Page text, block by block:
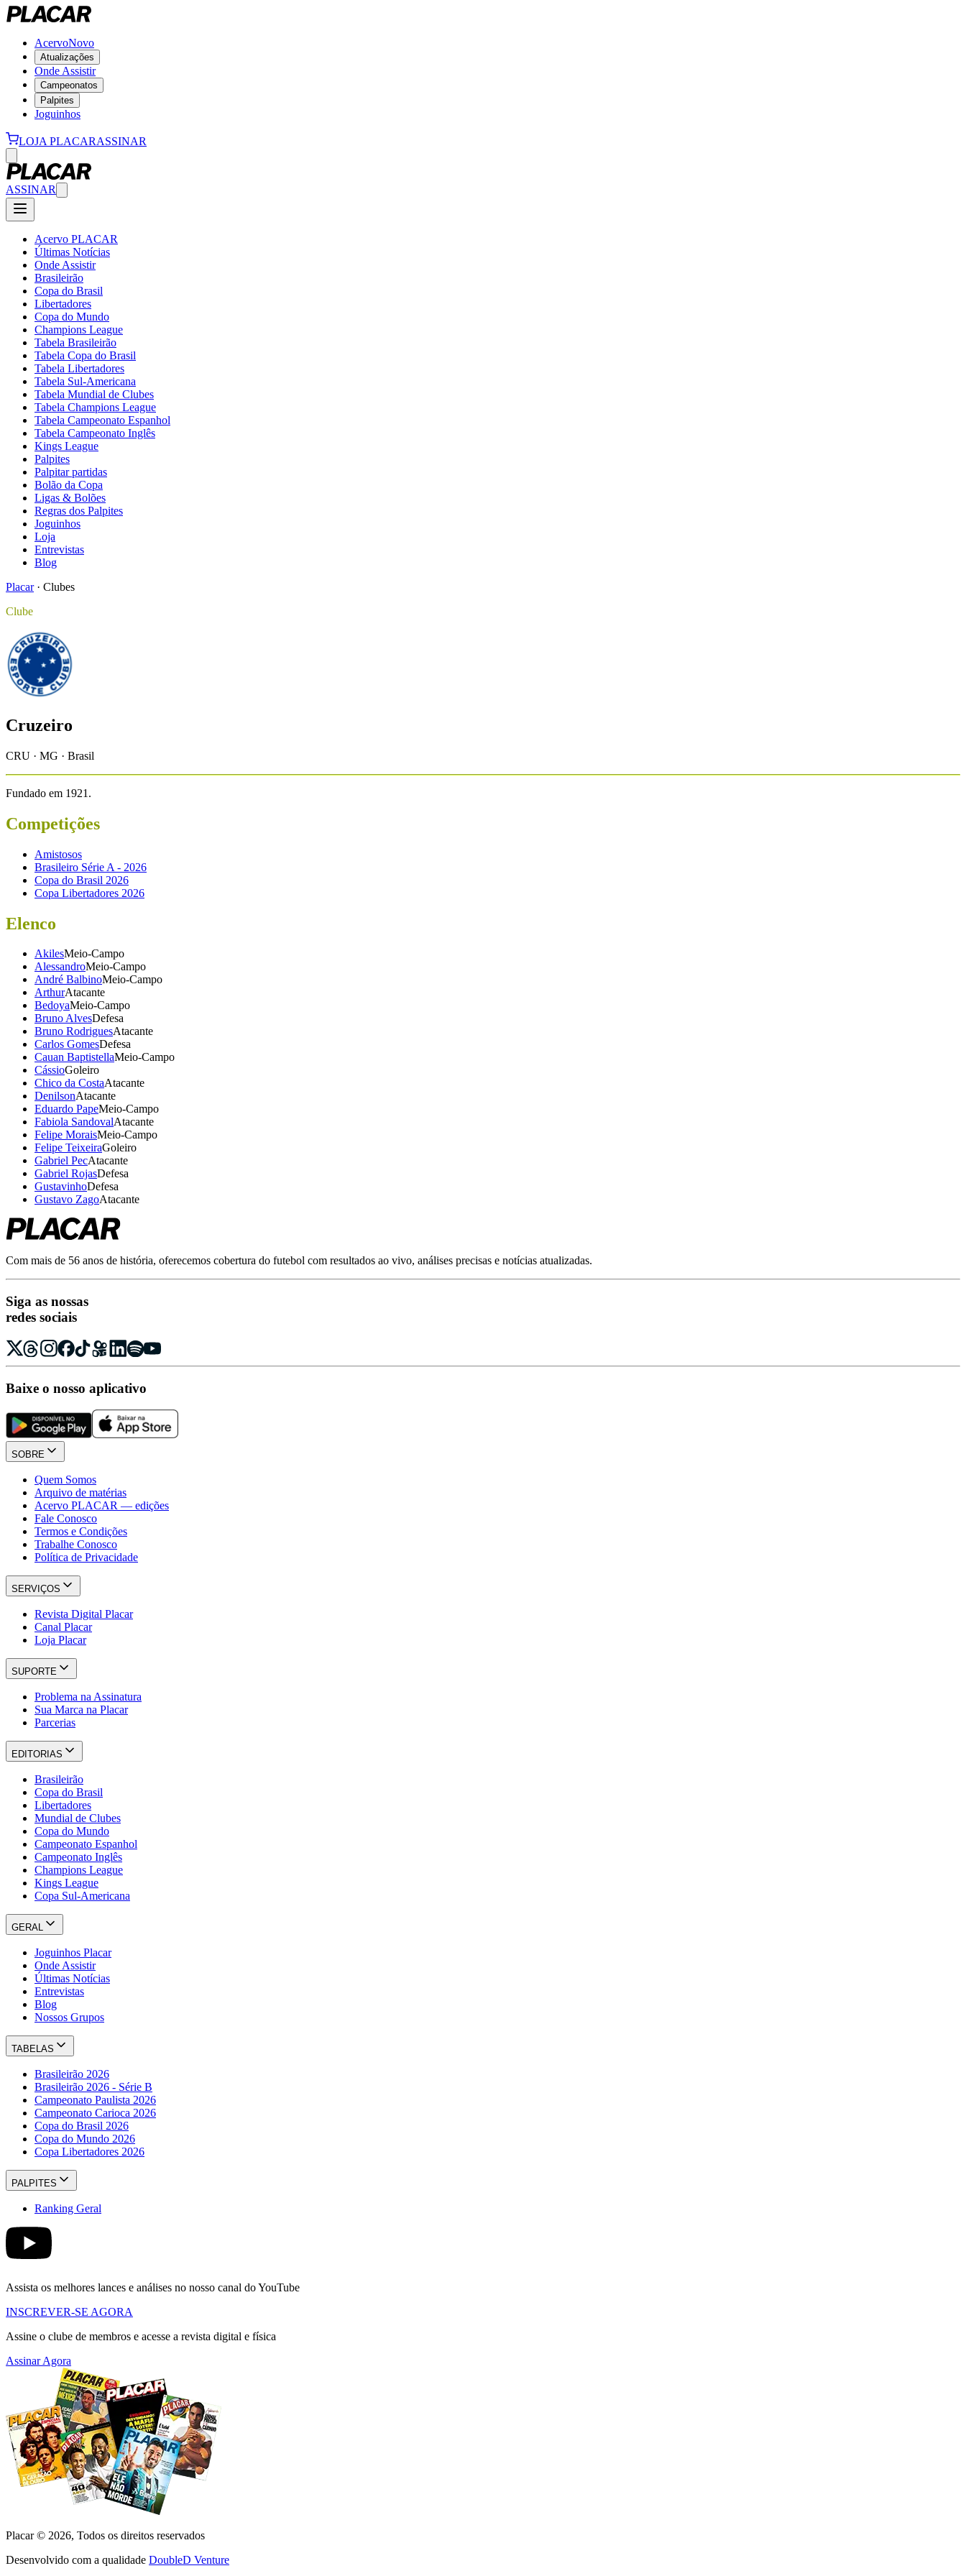
AcervoNovo
Atualizações
Onde Assistir
Campeonatos
Palpites
Joguinhos
LOJA PLACARASSINAR
ASSINAR
Acervo PLACAR
Últimas Notícias
Onde Assistir
Brasileirão
Copa do Brasil
Libertadores
Copa do Mundo
Champions League
Tabela Brasileirão
Tabela Copa do Brasil
Tabela Libertadores
Tabela Sul-Americana
Tabela Mundial de Clubes
Tabela Champions League
Tabela Campeonato Espanhol
Tabela Campeonato Inglês
Kings League
Palpites
Palpitar partidas
Bolão da Copa
Ligas & Bolões
Regras dos Palpites
Joguinhos
Loja
Entrevistas
Blog
Placar · Clubes
Clube
Cruzeiro
CRU · MG · Brasil
Fundado em 1921 .
Competições
Amistosos
Brasileiro Série A - 2026
Copa do Brasil 2026
Copa Libertadores 2026
Elenco
AkilesMeio-Campo
AlessandroMeio-Campo
André BalbinoMeio-Campo
ArthurAtacante
BedoyaMeio-Campo
Bruno AlvesDefesa
Bruno RodriguesAtacante
Carlos GomesDefesa
Cauan BaptistellaMeio-Campo
CássioGoleiro
Chico da CostaAtacante
DenilsonAtacante
Eduardo PapeMeio-Campo
Fabiola SandovalAtacante
Felipe MoraisMeio-Campo
Felipe TeixeiraGoleiro
Gabriel PecAtacante
Gabriel RojasDefesa
GustavinhoDefesa
Gustavo ZagoAtacante
Com mais de 56 anos de história, oferecemos cobertura do futebol com resultados ao vivo, análises precisas e notícias atualizadas.
Siga as nossas
redes sociais
Baixe o nosso aplicativo
SOBRE
Quem Somos
Arquivo de matérias
Acervo PLACAR — edições
Fale Conosco
Termos e Condições
Trabalhe Conosco
Política de Privacidade
SERVIÇOS
Revista Digital Placar
Canal Placar
Loja Placar
SUPORTE
Problema na Assinatura
Sua Marca na Placar
Parcerias
EDITORIAS
Brasileirão
Copa do Brasil
Libertadores
Mundial de Clubes
Copa do Mundo
Campeonato Espanhol
Campeonato Inglês
Champions League
Kings League
Copa Sul-Americana
GERAL
Joguinhos Placar
Onde Assistir
Últimas Notícias
Entrevistas
Blog
Nossos Grupos
TABELAS
Brasileirão 2026
Brasileirão 2026 - Série B
Campeonato Paulista 2026
Campeonato Carioca 2026
Copa do Brasil 2026
Copa do Mundo 2026
Copa Libertadores 2026
PALPITES
Ranking Geral
Assista os melhores lances e análises no nosso canal do YouTube
INSCREVER-SE AGORA
Assine o clube de membros e acesse a revista digital e física
Assinar Agora
Placar © 2026, Todos os direitos reservados
Desenvolvido com a qualidade DoubleD Venture